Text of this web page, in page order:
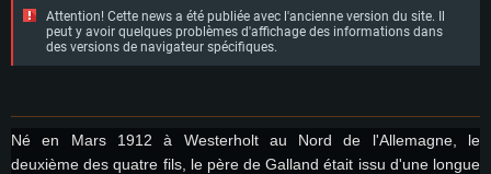
Attention! Cette news a été publiée avec l'ancienne version du site. Il
peut y avoir quelques problèmes d'affichage des informations dans
des versions de navigateur spécifiques.
Né en Mars 1912 à Westerholt au Nord de l'Allemagne, le
deuxième des quatre fils, le père de Galland était issu d'une longue